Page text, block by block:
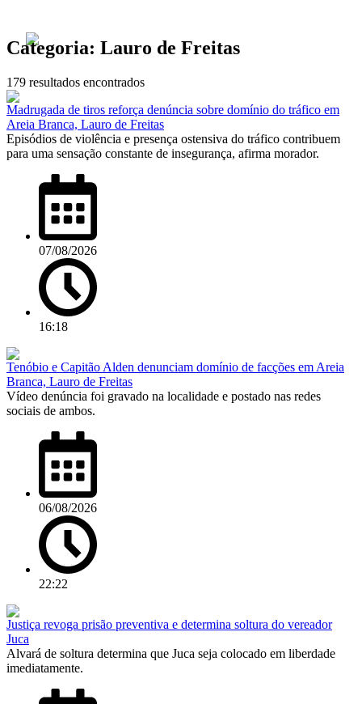
Categoria: Lauro de Freitas
179 resultados encontrados
Madrugada de tiros reforça denúncia sobre domínio do tráfico em
Areia Branca, Lauro de Freitas
Episódios de violência e presença ostensiva do tráfico contribuem
para uma sensação constante de insegurança, afirma morador.
07/08/2026
16:18
Tenóbio e Capitão Alden denunciam domínio de facções em Areia
Branca, Lauro de Freitas
Vídeo denúncia foi gravado na localidade e postado nas redes
sociais de ambos.
06/08/2026
22:22
Justiça revoga prisão preventiva e determina soltura do vereador
Juca
Alvará de soltura determina que Juca seja colocado em liberdade
imediatamente.